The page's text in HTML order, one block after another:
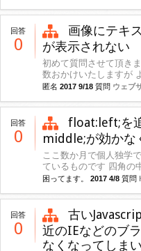
回答
0
画像にテキ
が表示されない
初めて質問させて頂き
数おかけいたしますが
匿名 2017 9/18 質問 ウェブ
回答
0
float:left;を
middle;が効かな
ここ数か月で個人独学
ているものです 四角の
困ってます。 2017 4/8 質問
回答
0
古い
近のIEなどのブ
なくなってしま